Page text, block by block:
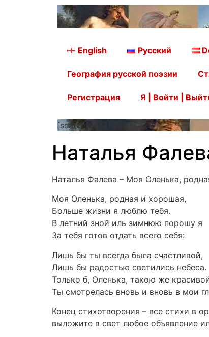
English Русский
География русской поэзии
Регистрация Я | Войти |
[searchform]
Наталья
Наталья Фалева – Моя Оленька,
Моя Оленька, родная и хорошая,
Больше жизни я люблю тебя.
В летний зной иль зимнюю порошу я
За тебя готов отдать всего себя:
Лишь бы ты всегда была счастливой,
Лишь бы радостью светились небеса.
Только б, Оленька, такою же
Ты смотрелась вновь и вновь в мои
Конец стихотворения – все стихи в
выложите в свет любое объявление